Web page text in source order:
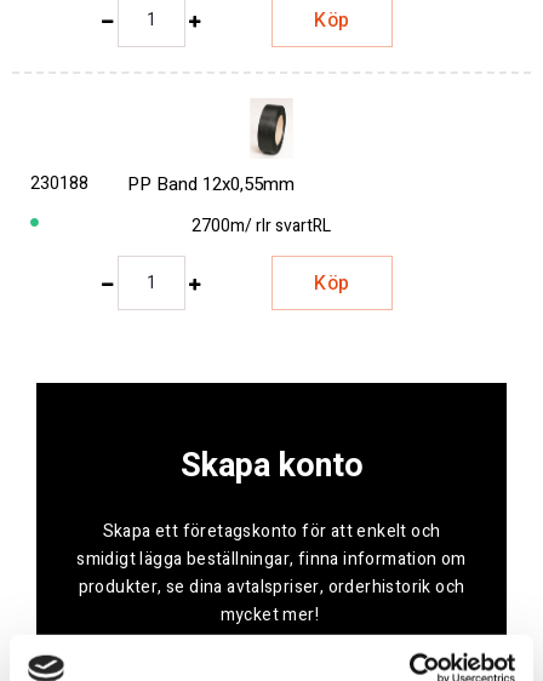
Köp
230188 PP Band 12x0,55mm
2700m/ rlr svartRL
Köp
Skapa konto
Skapa ett företagskonto för att enkelt och
smidigt lägga beställningar, finna information om
produkter, se dina avtalspriser, orderhistorik och
mycket mer!